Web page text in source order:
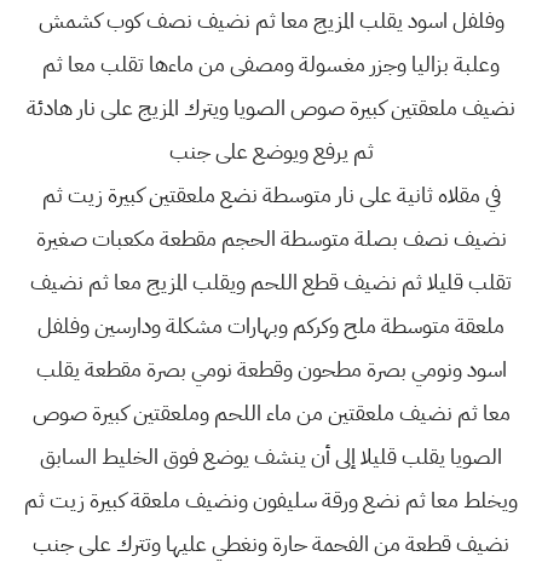
وفلفل اسود يقلب المزيج معا ثم نضيف نصف كوب كشمش
وعلبة بزاليا وجزر مغسولة ومصفى من ماءها تقلب معا ثم
نضيف ملعقتين كبيرة صوص الصويا ويترك المزيج على نار هادئة
ثم يرفع ويوضع على جنب
في مقلاه ثانية على نار متوسطة نضع ملعقتين كبيرة زيت ثم
نضيف نصف بصلة متوسطة الحجم مقطعة مكعبات صغيرة
تقلب قليلا ثم نضيف قطع اللحم ويقلب المزيج معا ثم نضيف
ملعقة متوسطة ملح وكركم وبهارات مشكلة ودارسين وفلفل
اسود ونومي بصرة مطحون وقطعة نومي بصرة مقطعة يقلب
معا ثم نضيف ملعقتين من ماء اللحم وملعقتين كبيرة صوص
الصويا يقلب قليلا إلى أن ينشف يوضع فوق الخليط السابق
ويخلط معا ثم نضع ورقة سليفون ونضيف ملعقة كبيرة زيت ثم
نضيف قطعة من الفحمة حارة ونغطي عليها وتترك على جنب